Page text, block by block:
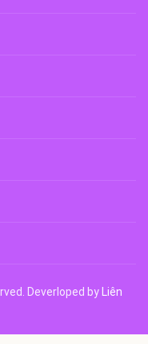
Deverloped by
Liên